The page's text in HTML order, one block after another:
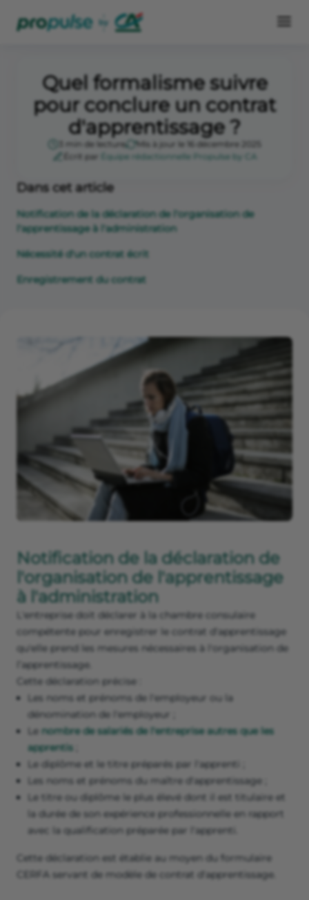
Quel formalisme suivre
pour conclure un contrat
d'apprentissage ?
3 min de lecture
Mis à jour le 16 décembre 2025
Écrit par
Équipe rédactionnelle Propulse by CA
Dans cet article
Notification de la déclaration de l'organisation de
l'apprentissage à l'administration
Nécessité d'un contrat écrit
Enregistrement du contrat
Notification de la déclaration de
l'organisation de l'apprentissage
à l'administration
L'entreprise doit déclarer à la chambre consulaire
compétente pour enregistrer le contrat d'apprentissage
qu'elle prend les mesures nécessaires à l'organisation de
l’apprentissage.
Cette déclaration précise :
Les noms et prénoms de l'employeur ou la
dénomination de l'employeur ;
Le nombre de salariés de l'entreprise autres que les
apprentis
Le diplôme et le titre préparés par l'apprenti ;
Les noms et prénoms du maître d'apprentissage ;
Le titre ou diplôme le plus élevé dont il est titulaire et
la durée de son expérience professionnelle en rapport
avec la qualification préparée par l'apprenti.
Cette déclaration est établie au moyen du formulaire
CERFA servant de modèle de contrat d'apprentissage.